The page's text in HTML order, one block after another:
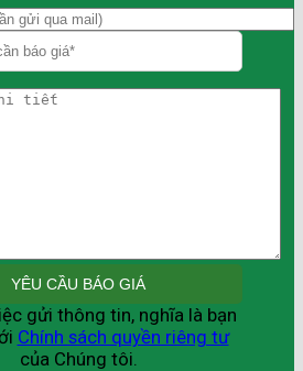
gửi thông tin, nghĩa là bạn
Chính sách quyền riêng tư
của Chúng tôi.